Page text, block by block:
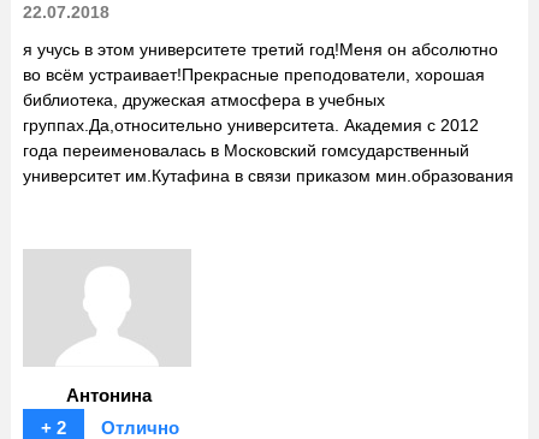
22.07.2018
я учусь в этом университете третий год!Меня он абсолютно
во всём устраивает!Прекрасные преподователи, хорошая
библиотека, дружеская атмосфера в учебных
группах.Да,относительно университета. Академия с 2012
года переименовалась в Московский гомсударственный
университет им.Кутафина в связи приказом мин.образования
Антонина
+ 2
Отлично